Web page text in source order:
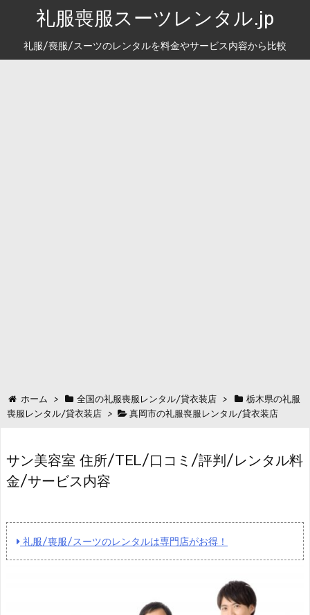
礼服喪服スーツレンタル.jp
礼服/喪服/スーツのレンタルを料金やサービス内容から比較
ホーム > 全国の礼服喪服レンタル/貸衣装店 >
栃木県の礼服
喪服レンタル/貸衣装店 > 真岡市の礼服喪服レンタル/貸衣装店
サン美容室 住所/TEL/口コミ/評判/レンタル料
金/サービス内容
礼服/喪服/スーツのレンタルは専門店がお得！